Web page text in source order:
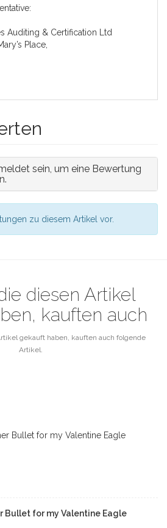
Auditing & Certification Ltd
Place,
sein, um eine Bewertung
zu diesem Artikel vor.
diesen Artikel
kauften auch
gekauft haben, kauften auch folgende
Artikel.
Bullet for my Valentine Eagle